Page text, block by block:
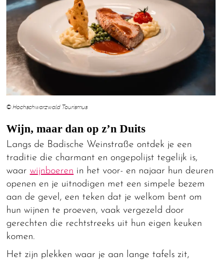
© Hochschwarzwald Tourismus
Wijn, maar dan op z’n Duits
Langs de Badische Weinstraße ontdek je een
traditie die charmant en ongepolijst tegelijk is,
waarwijnboeren in het voor- en najaar hun deuren
openen en je uitnodigen met een simpele bezem
aan de gevel, een teken dat je welkom bent om
hun wijnen te proeven, vaak vergezeld door
gerechten die rechtstreeks uit hun eigen keuken
komen.
Het zijn plekken waar je aan lange tafels zit,